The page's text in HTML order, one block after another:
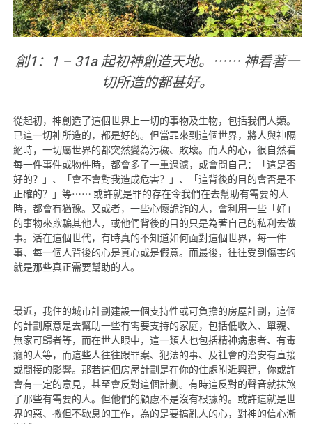
創1：1 – 31a 起初神創造天地。⋯⋯ 神看著一
切所造的都甚好。
從起初，神創造了這個世界上一切的事物及生物，包括我們人類。
已這一切神所造的，都是好的。但當罪來到這個世界，將人與神隔
絕時，一切屬世界的都突然變為污穢、敗壞。而人的心，很自然看
每一件事件或物件時，都會多了一重過濾，或會問自己：「這是否
好的？」、「會不會對我造成危害？」、「這背後的目的會否是不
正確的？」等⋯⋯ 或許就是罪的存在令我們在去幫助有需要的人
時，都會有猶豫。又或者，一些心懷詭詐的人，會利用一些「好」
的事物來欺騙其他人，或他們背後的目的只是為著自己的私利去做
事。活在這個世代，有時真的不知道如何面對這個世界，每一件
事、每一個人背後的心是真心或是假意。而最後，往往受到傷害的
就是那些真正需要幫助的人。
最近，我住的城市計劃建設一個支持性或可負擔的房屋計劃，這個
的計劃原意是去幫助一些有需要支持的家庭，包括低收入、單親、
無家可歸者等，而在世人眼中，這一類人也包括精神病患者、有毒
癮的人等，而這些人往往跟罪案、犯法的事、及社會的治安有直接
或間接的影響。那若這個房屋計劃是在你的住處附近興建，你或許
會有一定的意見，甚至會反對這個計劃。有時這反對的聲音就抺煞
了那些有需要的人。但他們的顧慮不是沒有根據的。或許這就是世
界的惡、撒但不歇息的工作，為的是要搞亂人的心，對神的信心漸